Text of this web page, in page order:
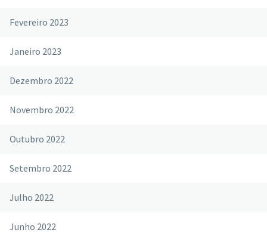
Fevereiro 2023
Janeiro 2023
Dezembro 2022
Novembro 2022
Outubro 2022
Setembro 2022
Julho 2022
Junho 2022